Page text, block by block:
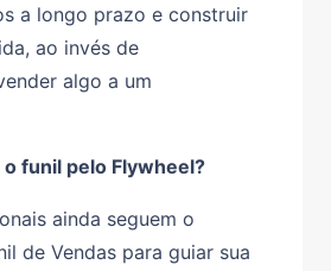
a longo prazo e construir
ao invés de
algo a um
funil pelo Flywheel?
ainda seguem o
de Vendas para guiar sua